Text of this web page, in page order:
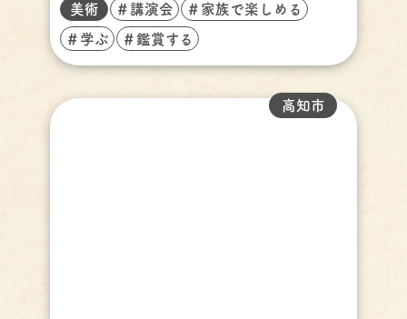
美術
＃講演会 ＃家族で楽しめる
＃学ぶ ＃鑑賞する
高知市